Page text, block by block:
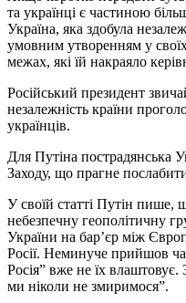
та українці є частиною
Україна, яка здобула
умовним утворенням у
межах, які їй накраяло
Російський президент
незалежність країни
українців.
Для Путіна пострадянська
Заходу, що прагне
У своїй статті Путін пише,
небезпечну геополітичну
України на бар’єр між
Росії. Неминуче прийшов
Росія” вже не їх влаштовує.
ми ніколи не змиримося”.